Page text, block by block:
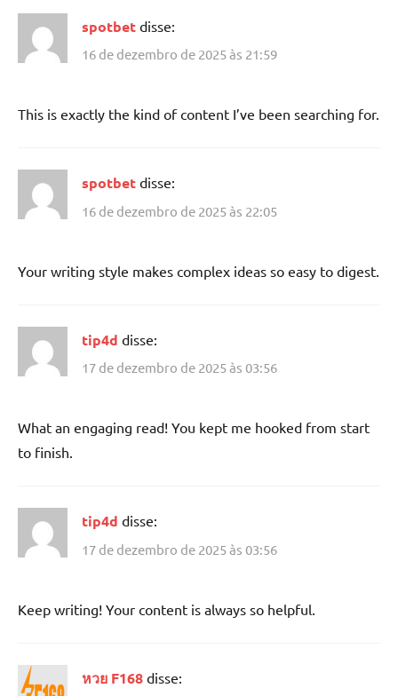
spotbet disse:
16 de dezembro de 2025 às 21:59
This is exactly the kind of content I’ve been searching for.
spotbet disse:
16 de dezembro de 2025 às 22:05
Your writing style makes complex ideas so easy to digest.
tip4d disse:
17 de dezembro de 2025 às 03:56
What an engaging read! You kept me hooked from start
to finish.
tip4d disse:
17 de dezembro de 2025 às 03:56
Keep writing! Your content is always so helpful.
หวย F168 disse: